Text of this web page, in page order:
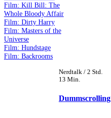
Film: Kill Bill: The
Whole Bloody Affair
Film: Dirty Harry
Film: Masters of the
Universe
Film: Hundstage
Film: Backrooms
Nerdtalk / 2 Std.
13 Min.
Dummscrolling